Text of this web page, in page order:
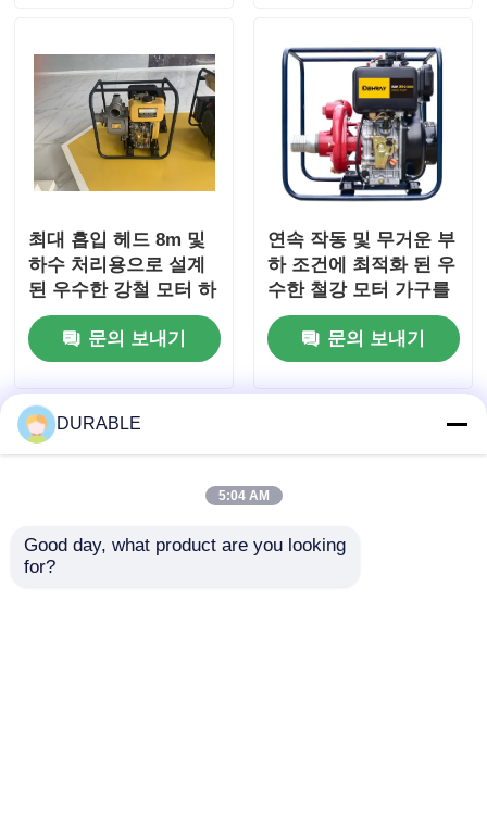
최대 흡입 헤드 8m 및
하수 처리용으로 설계
된 우수한 강철 모터 하
우징을 갖춘 100mm 배
출구 직경 하수 펌프
문의 보내기
연속 작동 및 무거운 부
하 조건에 최적화 된 우
수한 철강 모터 가구를
갖춘 배수 디젤 펌프
문의 보내기
DURABLE
5:04 AM
Good day, what product are you looking
for?